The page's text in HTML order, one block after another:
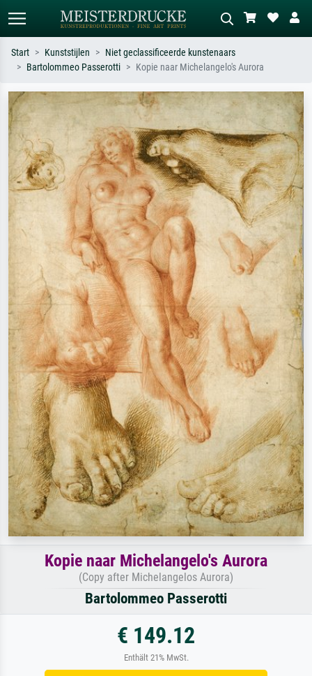
Zoek op kunstenaar, titel of stijl – bijv.
Monet, Sterrennacht, impressionisme,
Hokusai-golf, naakt.
Beschrijf de scène – bijv. groene
weide, abstract met veel rood, donker
olieverfschilderij, staand naakt naast
een boom.
Start Kunststijlen
Niet geclassificeerde kunstenaars
Bartolommeo Passerotti
Kopie naar Michelangelo's Aurora
Kopie naar Michelangelo's Aurora
(Copy after Michelangelos Aurora)
Bartolommeo Passerotti
€ 149.12
Enthält 21% MwSt.